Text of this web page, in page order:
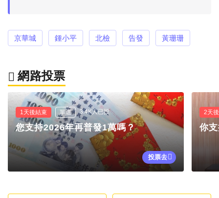
京華城 鍾小平 北檢 告發 黃珊珊
網路投票
1天後結束 單選 3.4K人已投
您支持2026年再普發1萬嗎？
投票去
2天
你